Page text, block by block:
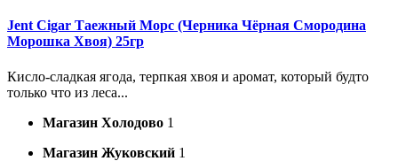
Jent Cigar Таежный Морс (Черника Чёрная Смородина
Морошка Хвоя) 25гр
Кисло-сладкая ягода, терпкая хвоя и аромат, который будто
только что из леса...
Магазин Холодово 1
Магазин Жуковский 1